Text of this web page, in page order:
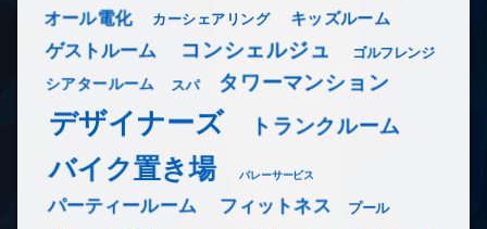
オール電化 カーシェアリング キッズルーム
ゲストルーム コンシェルジュ ゴルフレンジ
シアタールーム スパ タワーマンション
デザイナーズ トランクルーム
バイク置き場 バレーサービス
パーティールーム フィットネス プール